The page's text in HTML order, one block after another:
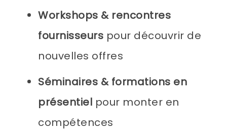
Workshops & rencontres
fournisseurs pour découvrir de
nouvelles offres
Séminaires & formations en
présentiel pour monter en
compétences